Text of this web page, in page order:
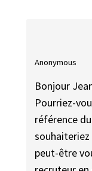
Anonymous
Bonjour
Pourriez-
référence
souhaiteriez
peut-être